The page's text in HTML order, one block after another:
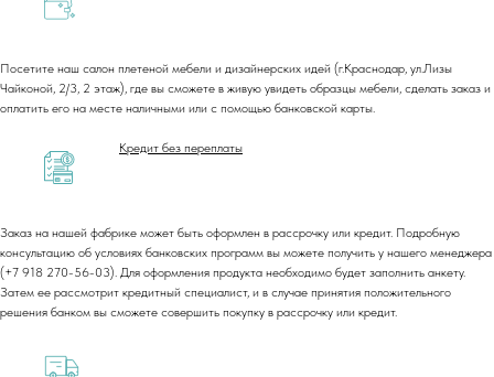
Посетите наш салон плетеной мебели и дизайнерских идей (г.Краснодар, ул.Лизы
Чайконой, 2/3, 2 этаж), где вы сможете в живую увидеть образцы мебели, сделать заказ и
оплатить его на месте наличными или с помощью банковской карты.
Кредит без переплаты
Заказ на нашей фабрике может быть оформлен в рассрочку или кредит. Подробную
консультацию об условиях банковских программ вы можете получить у нашего менеджера
(+7 918 270-56-03). Для оформления продукта необходимо будет заполнить анкету.
Затем ее рассмотрит кредитный специалист, и в случае принятия положительного
решения банком вы сможете совершить покупку в рассрочку или кредит.